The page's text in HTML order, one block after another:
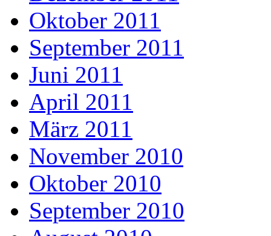
Oktober 2011
September 2011
Juni 2011
April 2011
März 2011
November 2010
Oktober 2010
September 2010